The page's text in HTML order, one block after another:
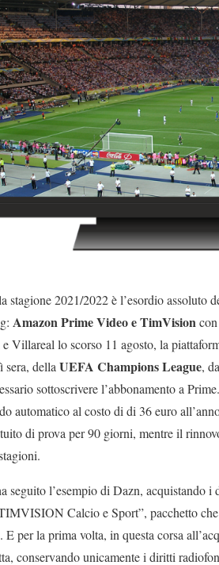
stagione 2021/2022 è l’esordio assoluto
Amazon Prime Video e TimVision
e Villareal lo scorso 11 agosto, la
della UEFA Champions League,
sottoscrivere l’abbonamento a
automatico al costo di di 36 euro
di prova per 90 giorni, mentre il
seguito l’esempio di Dazn,
Calcio e Sport”, pacchetto
per la prima volta, in questa corsa
conservando unicamente i diritti